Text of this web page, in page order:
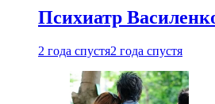
Психиатр
2 года спустя2 года спустя